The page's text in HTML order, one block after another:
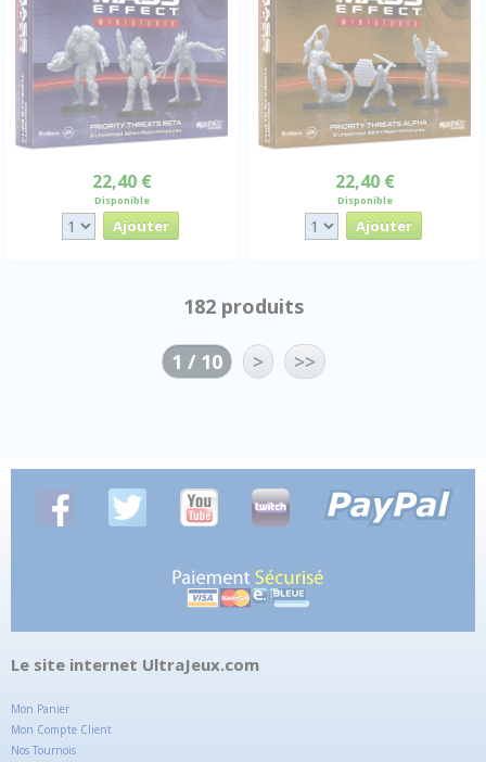
22,40 €
Disponible
22,40 €
Disponible
182 produits
1 / 10 > >>
Le site internet UltraJeux.com
Mon Panier
Mon Compte Client
Nos Tournois